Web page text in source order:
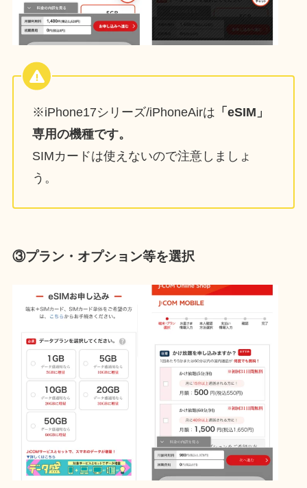
※iPhone17シリーズ/iPhoneAirは 「eSIM」
専用の機種です。
SIMカードは使えないので注意しましょ
う。
③プラン・オプション等を選択